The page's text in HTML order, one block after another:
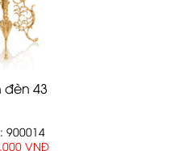
đèn 43
900014
VNĐ